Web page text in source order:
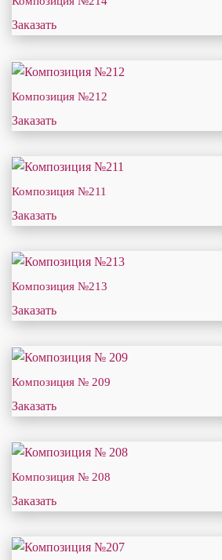
Заказать
Композиция №212
Заказать
Композиция №211
Заказать
Композиция №213
Заказать
Композиция № 209
Заказать
Композиция № 208
Заказать